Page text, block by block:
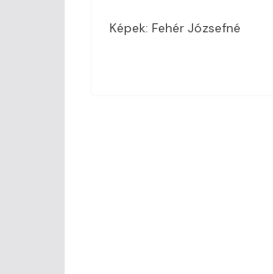
Képek: Fehér Józsefné